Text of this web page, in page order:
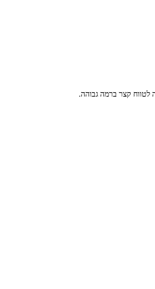
לטווח קצר ברמה גבוהה.